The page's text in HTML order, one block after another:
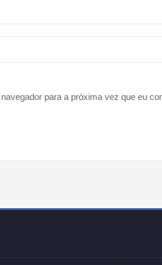
para a próxima vez que eu